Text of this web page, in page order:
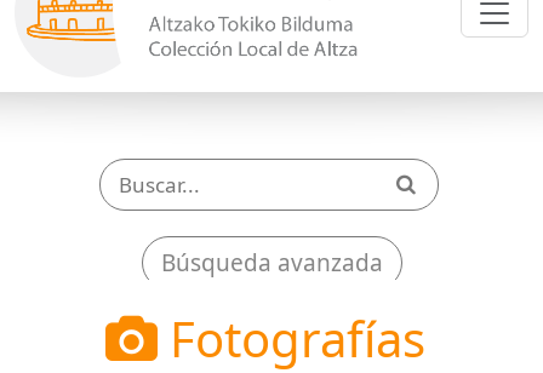
Búsqueda avanzada
Fotografías